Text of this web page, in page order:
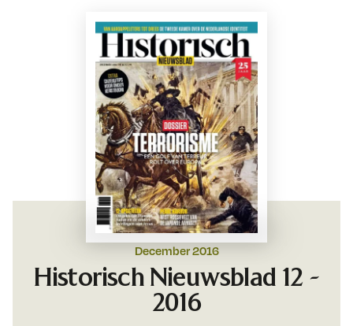
Zoek
December 2016
Historisch Nieuwsblad 12 -
2016